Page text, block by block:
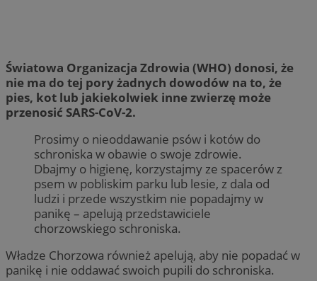
Światowa Organizacja Zdrowia (WHO) donosi, że
nie ma do tej pory żadnych dowodów na to, że
pies, kot lub jakiekolwiek inne zwierzę może
przenosić SARS-CoV-2.
Prosimy o nieoddawanie psów i kotów do
schroniska w obawie o swoje zdrowie.
Dbajmy o higienę, korzystajmy ze spacerów z
psem w pobliskim parku lub lesie, z dala od
ludzi i przede wszystkim nie popadajmy w
panikę – apelują przedstawiciele
chorzowskiego schroniska.
Władze Chorzowa również apelują, aby nie popadać w
panikę i nie oddawać swoich pupili do schroniska.